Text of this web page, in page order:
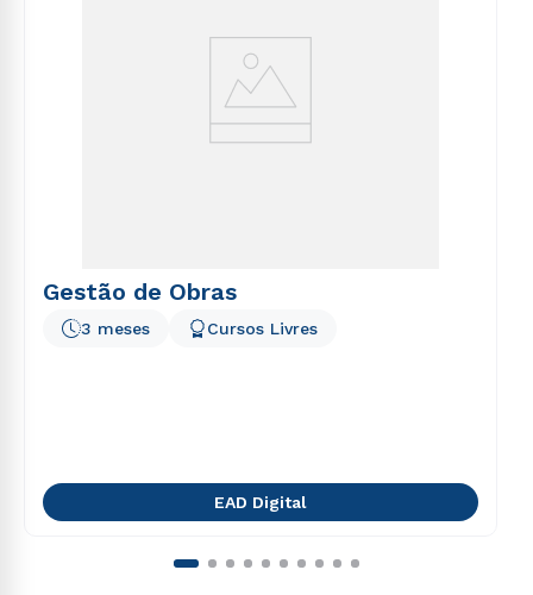
Gestão de Obras
3 meses Cursos Livres
EAD Digital